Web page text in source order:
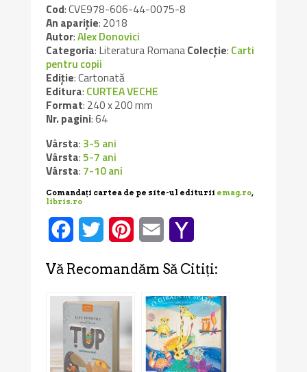
Cod: CVE978-606-44-0075-8
An apariție: 2018
Autor:Alex Donovici
Categoria: Literatura RomanaColecție: Carti
pentru copii
Ediție: Cartonată
Editura: CURTEA VECHE
Format: 240 x 200 mm
Nr. pagini: 64
Vârsta: 3-5 ani
Vârsta:5-7 ani
Vârsta: 7-10 ani
Comandați cartea de pe site-ul editurii emag.ro,
libris.ro
Facebook
Twitter PinterestEmail
Vă Recomandăm Să Citiți: